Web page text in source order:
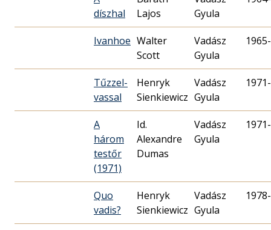
díszhal
Lajos
Gyula
Ivanhoe Walter
Scott
Vadász
Gyula
Tűzzel-
vassal
Henryk
Sienkiewicz
Vadász
Gyula
A
három
testőr
(1971)
Id.
Alexandre
Dumas
Vadász
Gyula
Quo
vadis?
Henryk
Sienkiewicz
Vadász
Gyula